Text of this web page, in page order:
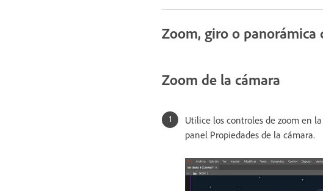
Zoom, giro o panorámica
Zoom de la cámara
Utilice los controles de zoom en
panel Propiedades de la cámara.